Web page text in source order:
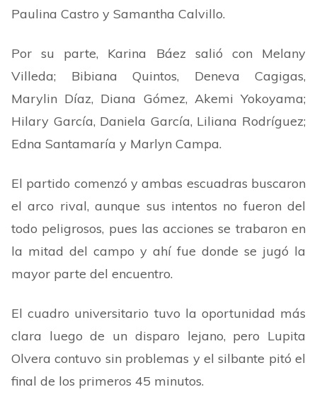
Paulina Castro y Samantha Calvillo.
Por su parte, Karina Báez salió con Melany
Villeda; Bibiana Quintos, Deneva Cagigas,
Marylin Díaz, Diana Gómez, Akemi Yokoyama;
Hilary García, Daniela García, Liliana Rodríguez;
Edna Santamaría y Marlyn Campa.
El partido comenzó y ambas escuadras buscaron
el arco rival, aunque sus intentos no fueron del
todo peligrosos, pues las acciones se trabaron en
la mitad del campo y ahí fue donde se jugó la
mayor parte del encuentro.
El cuadro universitario tuvo la oportunidad más
clara luego de un disparo lejano, pero Lupita
Olvera contuvo sin problemas y el silbante pitó el
final de los primeros 45 minutos.